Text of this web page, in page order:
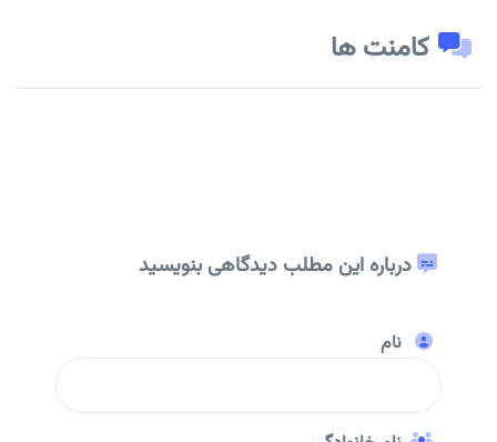
کامنت ها
درباره این مطلب دیدگاهی بنویسید
نام